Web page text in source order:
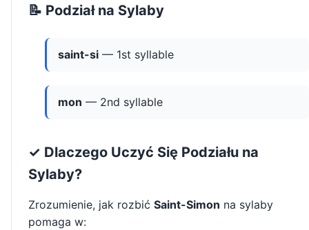
📝 Podział na Sylaby
saint-si — 1st syllable
mon — 2nd syllable
✓ Dlaczego Uczyć Się Podziału na
Sylaby?
Zrozumienie, jak rozbić Saint-Simon na sylaby
pomaga w: